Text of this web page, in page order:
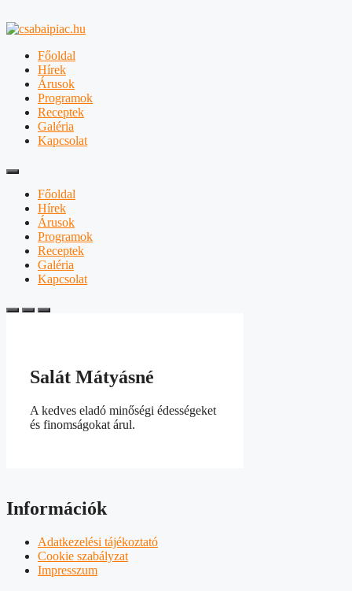
Főoldal
Hírek
Árusok
Programok
Receptek
Galéria
Kapcsolat
Főoldal
Hírek
Árusok
Programok
Receptek
Galéria
Kapcsolat
Salát Mátyásné
A kedves eladó minőségi édességeket
és finomságokat árul.
Információk
Adatkezelési tájékoztató
Cookie szabályzat
Impresszum